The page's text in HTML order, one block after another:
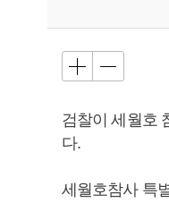
검찰이 세월호
다.
세월호참사 특